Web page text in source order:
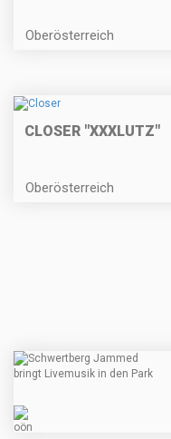
Oberösterreich
CLOSER "XXXLUTZ"
Oberösterreich